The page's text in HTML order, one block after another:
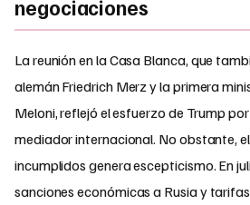
negociaciones
La reunión en la Casa Blanca, que
alemán Friedrich Merz y la primera
Meloni, reflejó el esfuerzo de Trump
mediador internacional. No obstante,
incumplidos genera escepticismo. En
sanciones económicas a Rusia y